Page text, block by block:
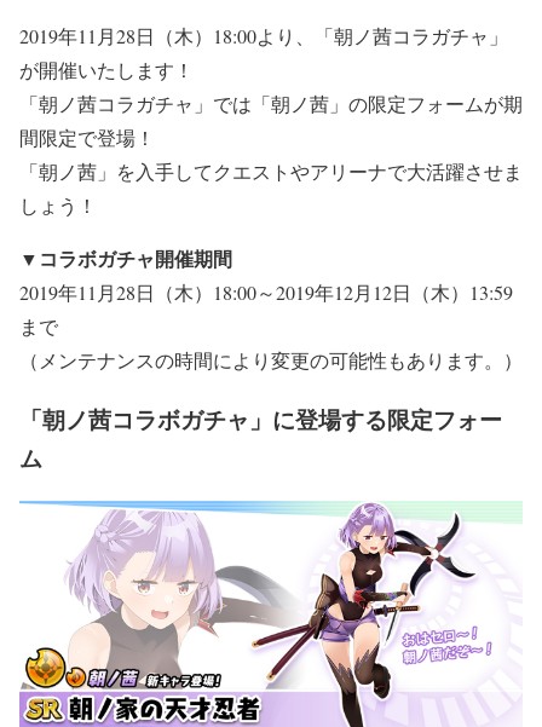
2019年11月28日（木）18:00より、「朝ノ茜コラガチャ」
が開催いたします！
「朝ノ茜コラガチャ」では「朝ノ茜」の限定フォームが期
間限定で登場！
「朝ノ茜」を入手してクエストやアリーナで大活躍させま
しょう！
▼コラボガチャ開催期間
2019年11月28日（木）18:00～2019年12月12日（木）13:59
まで
（メンテナンスの時間により変更の可能性もあります。）
「朝ノ茜コラボガチャ」に登場する限定フォー
ム